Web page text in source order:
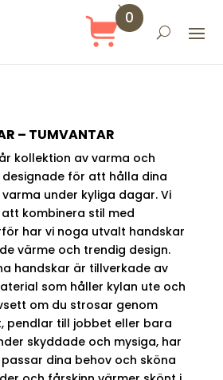
0
– TUMVANTAR
kollektion av varma och
designade för att hålla dina
under kyliga dagar. Vi
kombinera stil med
har vi noga utvalt handskar
värme och trendig design.
handskar är tillverkade av
som håller kylan ute och
om du strosar genom
pendlar till jobbet eller bara
skyddade och mysiga, har
dina behov och sköna